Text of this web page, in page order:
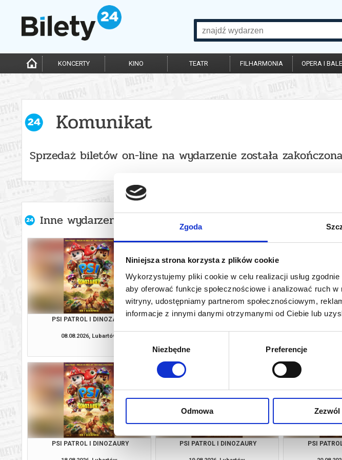
Zgoda
Niniejsza strona korzysta z plików cookie
Wykorzystujemy pliki cookie w celu realizacji usług zgodnie
aby oferować funkcje społecznościowe i analizować ruch
witryny, udostępniamy partnerom społecznościowym,
informacje z innymi danymi otrzymanymi od Ciebie lub
Wybór
Niezbędne Preferencje
Odmowa Zezwól
KONCERTY KINO TEATR FILHARMONIA OPERA I
Komunikat
Sprzedaż biletów on-line na wydarzenie została
Inne wydarzenia organizatora
PSI PATROL I DINOZAURY
08.08.2026, Lubartów
PSI PATROL I DINOZAURY
kup bilet
PSI
PSI PATROL I DINOZAURY PSI PATROL I DINOZAURY PSI